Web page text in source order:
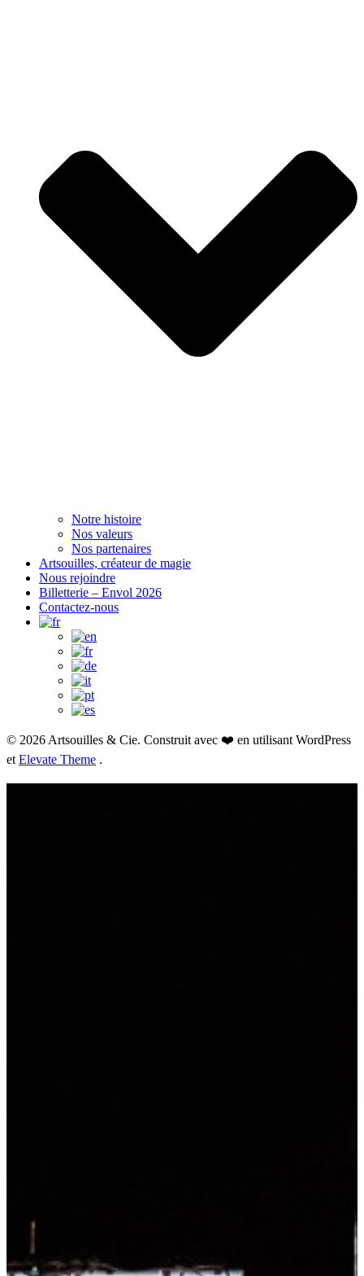
Notre histoire
Nos valeurs
Nos partenaires
Artsouilles, créateur de magie
Nous rejoindre
Billetterie – Envol 2026
Contactez-nous
© 2026 Artsouilles & Cie. Construit avec ❤️ en utilisant WordPress
et Elevate Theme .